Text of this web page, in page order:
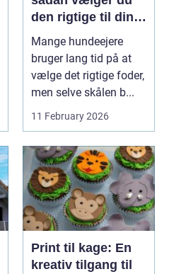
den rigtige til din
hund
Mange hundeejere
bruger lang tid på at
vælge det rigtige foder,
men selve skålen b...
11 February 2026
Print til kage: En
kreativ tilgang til